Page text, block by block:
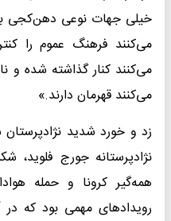
خیلی جهات نوعی دهن‌کجی
می‌کنند فرهنگ عموم را
می‌کنند کنار گذاشته شده و
می‌کنند قهرمان دارند.»
زد و خورد شدید
نژادپرستانه جورج فلوید،
همه‌گیر کرونا و حمله
رویدادهای مهمی بود که در